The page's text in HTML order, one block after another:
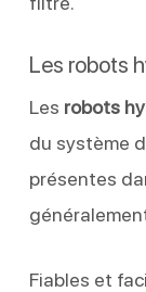
Les robots
Les robots
du système
présentes
Fiables et